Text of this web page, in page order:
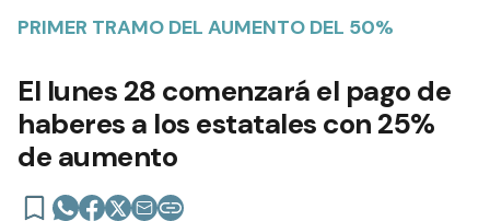
PRIMER TRAMO DEL AUMENTO DEL 50%
El lunes 28 comenzará el pago de
haberes a los estatales con 25%
de aumento